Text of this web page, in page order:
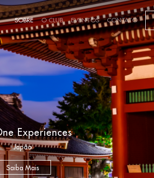
SOBRE O CLUB EVENTOS CONTATO
Experiences
Japão
Saiba Mais